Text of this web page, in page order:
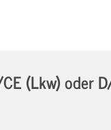
(Lkw) oder